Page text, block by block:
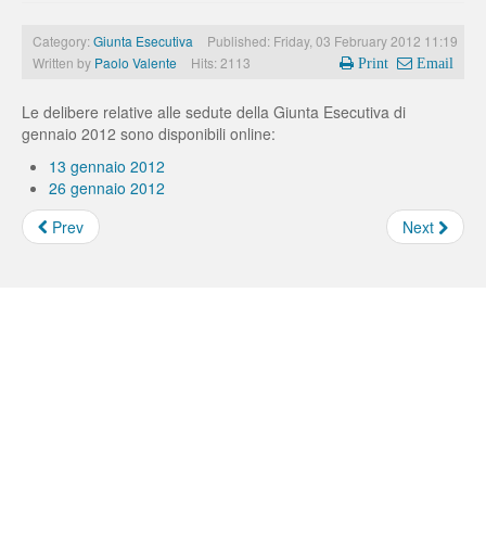
Category: Giunta Esecutiva
Published: Friday, 03 February 2012 11:19
Written by Paolo Valente Hits: 2113 Print Email
Le delibere relative alle sedute della Giunta Esecutiva di
gennaio 2012 sono disponibili online:
13 gennaio 2012
26 gennaio 2012
Prev
Next